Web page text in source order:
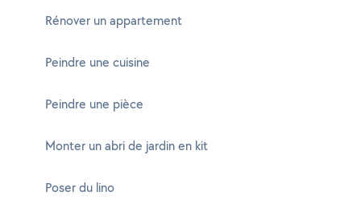
Rénover un appartement
Peindre une cuisine
Peindre une pièce
Monter un abri de jardin en kit
Poser du lino